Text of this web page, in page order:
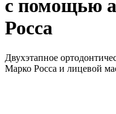
с помощью
Росса
Двухэтапное
Марко Росса и лицевой